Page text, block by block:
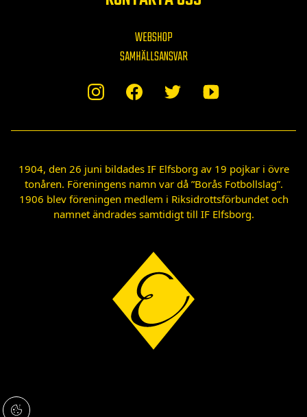
WEBSHOP
SAMHÄLLSANSVAR
1904, den 26 juni bildades IF Elfsborg av 19 pojkar i övre
tonåren. Föreningens namn var då ”Borås Fotbollslag”.
1906 blev föreningen medlem i Riksidrottsförbundet och
namnet ändrades samtidigt till IF Elfsborg.